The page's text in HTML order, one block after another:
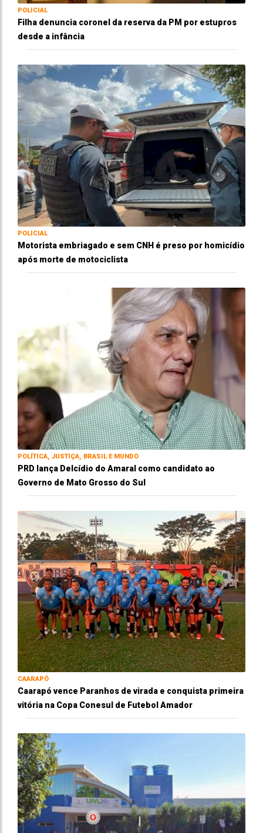
POLICIAL
Filha denuncia coronel da reserva da PM por estupros
desde a infância
POLICIAL
Motorista embriagado e sem CNH é preso por homicídio
após morte de motociclista
POLÍTICA, JUSTIÇA, BRASIL E MUNDO
PRD lança Delcídio do Amaral como candidato ao
Governo de Mato Grosso do Sul
CAARAPÓ
Caarapó vence Paranhos de virada e conquista primeira
vitória na Copa Conesul de Futebol Amador